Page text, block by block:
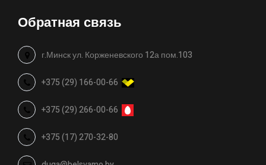
Обратная связь
г.Минск ул. Корженевского 12а пом.103
+375 (29) 166-00-66
+375 (29) 266-00-66
+375 (17) 270-32-80